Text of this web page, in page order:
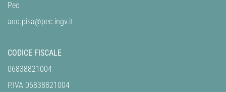
Pec
aoo.pisa@pec.ingv.it
CODICE FISCALE
06838821004
P.IVA 06838821004